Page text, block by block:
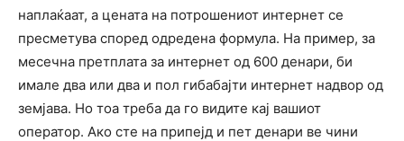
наплаќаат, а цената на потрошениот интернет се
пресметува според одредена формула. На пример, за
месечна претплата за интернет од 600 денари, би
имале два или два и пол гибабајти интернет надвор од
земјава. Но тоа треба да го видите кај вашиот
оператор. Ако сте на припејд и пет денари ве чини